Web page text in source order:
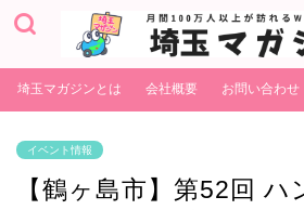
埼玉マガジンとは 会社概要 お問い合わせ
イベント情報
【鶴ヶ島市】第52回